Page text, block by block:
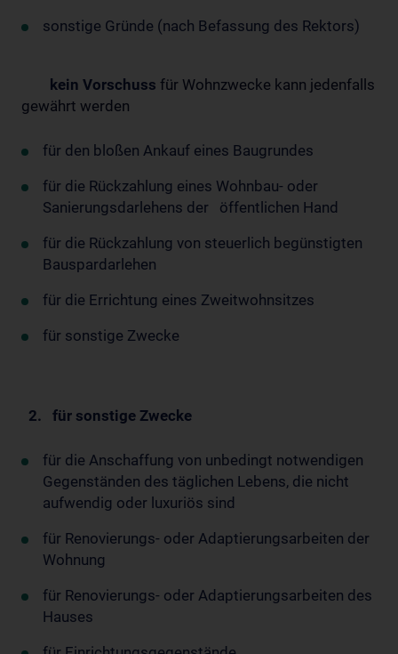
sonstige Gründe (nach Befassung des Rektors)
kein Vorschuss für Wohnzwecke kann jedenfalls
gewährt werden
für den bloßen Ankauf eines Baugrundes
für die Rückzahlung eines Wohnbau- oder
Sanierungsdarlehens der öffentlichen Hand
für die Rückzahlung von steuerlich begünstigten
Bauspardarlehen
für die Errichtung eines Zweitwohnsitzes
für sonstige Zwecke
2. für sonstige Zwecke
für die Anschaffung von unbedingt notwendigen
Gegenständen des täglichen Lebens, die nicht
aufwendig oder luxuriös sind
für Renovierungs- oder Adaptierungsarbeiten der
Wohnung
für Renovierungs- oder Adaptierungsarbeiten des
Hauses